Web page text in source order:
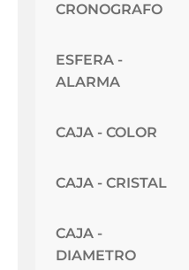
CRONOGRAFO
ESFERA -
ALARMA
CAJA - COLOR
CAJA - CRISTAL
CAJA -
DIAMETRO